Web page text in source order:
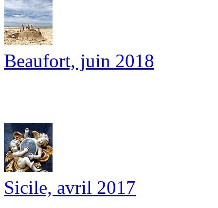
Beaufort, juin 2018
Sicile, avril 2017